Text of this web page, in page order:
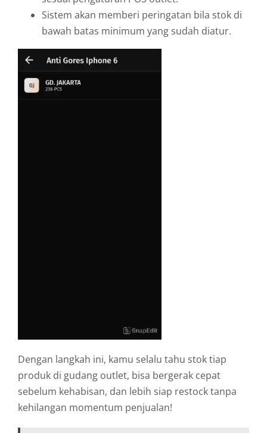
Sistem akan memberi peringatan bila stok di
bawah batas minimum yang sudah diatur.
Dengan langkah ini, kamu selalu tahu stok tiap
produk di gudang outlet, bisa bergerak cepat
sebelum kehabisan, dan lebih siap restock tanpa
kehilangan momentum penjualan!